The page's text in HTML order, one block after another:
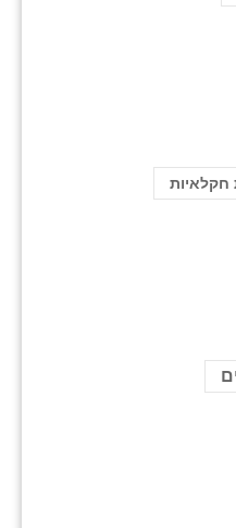
חקלאיות